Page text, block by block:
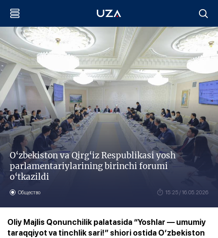
O‘zbekiston va Qirg‘iz Respublikasi yosh
parlamentariylarining birinchi forumi
o‘tkazildi
Общество 15:25 / 16.05.2026
Oliy Majlis Qonunchilik palatasida “Yoshlar — umumiy
taraqqiyot va tinchlik sari!” shiori ostida O‘zbekiston